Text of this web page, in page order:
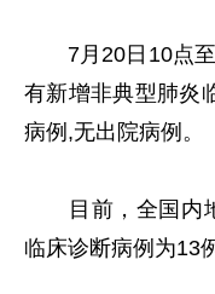
7月20日10点至
有新增非典型肺炎
病例,无出院病例。
目前，全国内地
临床诊断病例为13